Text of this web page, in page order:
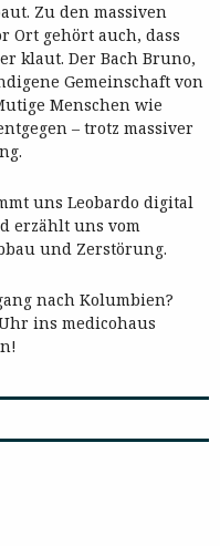
Zu den massiven
Ort gehört auch, dass
klaut. Der Bach Bruno,
Gemeinschaft von
Menschen wie
– trotz massiver
uns Leobardo digital
erzählt uns vom
und Zerstörung.
nach Kolumbien?
ins medicohaus